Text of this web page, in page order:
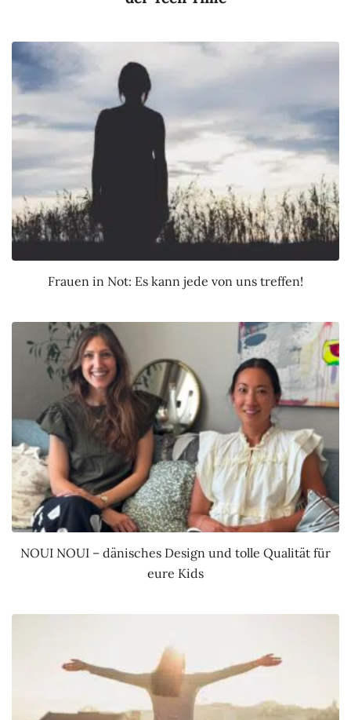
Frauen in Not: Es kann jede von uns treffen!
NOUI NOUI – dänisches Design und tolle Qualität für
eure Kids